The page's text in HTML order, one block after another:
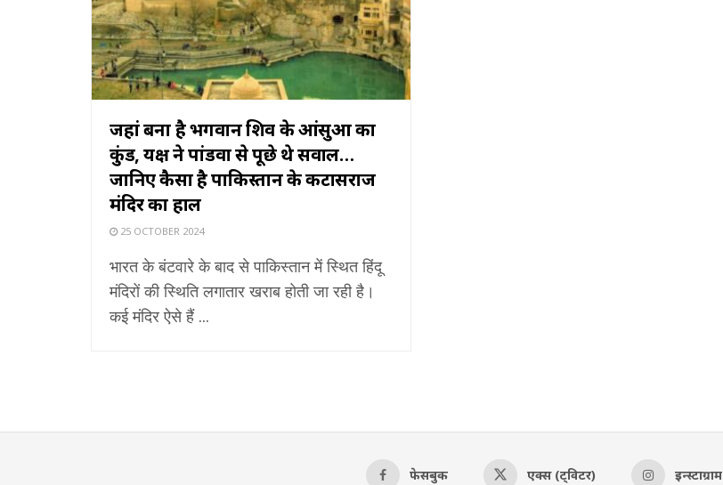
जहां बना है भगवान शिव के आंसुओं का
कुंड, यक्ष ने पांडवों से पूछे थे सवाल…
जानिए कैसा है पाकिस्तान के कटासराज
मंदिर का हाल
25 OCTOBER 2024
भारत के बंटवारे के बाद से पाकिस्तान में स्थित हिंदू
मंदिरों की स्थिति लगातार खराब होती जा रही है।
कई मंदिर ऐसे हैं ...
फेसबुक एक्स (ट्विटर) इन्स्टाग्राम